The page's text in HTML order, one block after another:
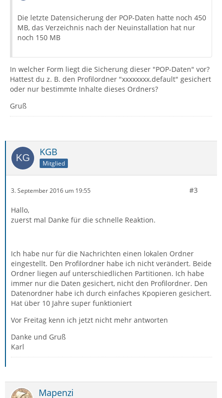
Die letzte Datensicherung der POP-Daten hatte noch 450
MB, das Verzeichnis nach der Neuinstallation hat nur
noch 150 MB
In welcher Form liegt die Sicherung dieser "POP-Daten" vor?
Hattest du z. B. den Profilordner "xxxxxxxx.default" gesichert
oder nur bestimmte Inhalte dieses Ordners?
Gruß
KGB
Mitglied
3. September 2016 um 19:55 #3
Hallo,
zuerst mal Danke für die schnelle Reaktion.
Ich habe nur für die Nachrichten einen lokalen Ordner
eingestellt. Den Profilordner habe ich nicht verändert. Beide
Ordner liegen auf unterschiedlichen Partitionen. Ich habe
immer nur die Daten gesichert, nicht den Profilordner. Den
Datenordner habe ich durch einfaches Kpopieren gesichert.
Hat über 10 Jahre super funktioniert
Vor Freitag kenn ich jetzt nicht mehr antworten
Danke und Gruß
Karl
Mapenzi